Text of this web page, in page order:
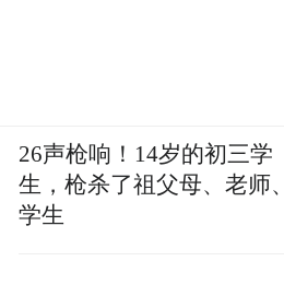
26声枪响！14岁的初三学
生，枪杀了祖父母、老师、
学生